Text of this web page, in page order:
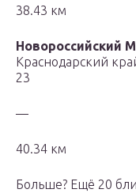
38.43 км
Новороссийский
Краснодарский
23
—
40.34 км
Больше? Ещё 20